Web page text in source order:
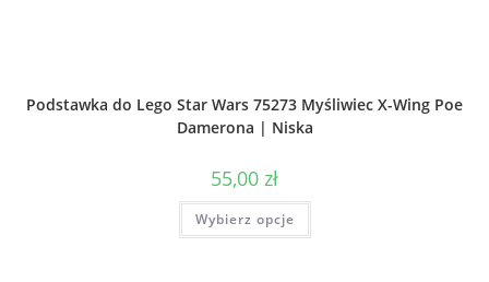
Podstawka do Lego Star Wars 75273 Myśliwiec X-Wing Poe
Damerona | Niska
55,00 zł
Wybierz opcje
Ten
ma